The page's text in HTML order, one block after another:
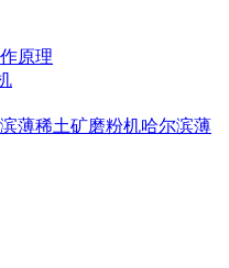
原理
薄稀土矿磨粉机哈尔滨薄